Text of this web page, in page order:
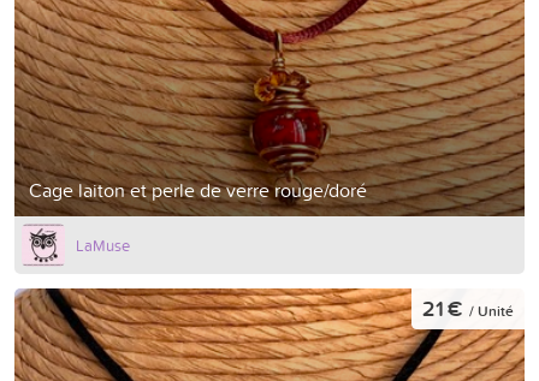
Cage laiton et perle de verre rouge/doré
LaMuse
21 € / Unité